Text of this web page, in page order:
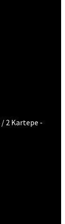
/ 2 Kartepe -